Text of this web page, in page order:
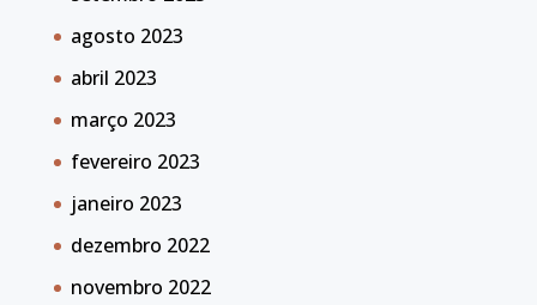
agosto 2023
abril 2023
março 2023
fevereiro 2023
janeiro 2023
dezembro 2022
novembro 2022